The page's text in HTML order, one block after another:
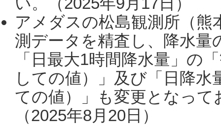
アメダスの松島観測所（熊
測データを精査し、降水
「日最大1時間降水量」の
しての値）」及び「日降
ての値）」も変更となっ
（2025年8月20日）